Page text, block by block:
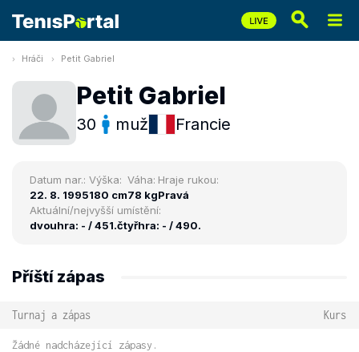
Hráči Petit Gabriel
Petit Gabriel
30 muž Francie
Datum nar.:
22. 8. 1995
Výška:
180 cm
Váha:
78 kg
Hraje rukou:
Pravá
Aktuální/nejvyšší umístění:
dvouhra: - / 451.čtyřhra: - / 490.
Příští zápas
Turnaj a zápas Kurs
Žádné nadcházející zápasy.